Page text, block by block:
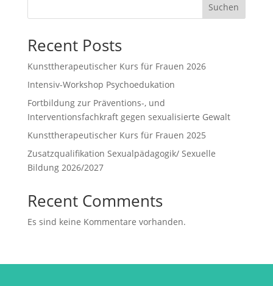
Suchen
Recent Posts
Kunsttherapeutischer Kurs für Frauen 2026
Intensiv-Workshop Psychoedukation
Fortbildung zur Präventions-, und
Interventionsfachkraft gegen sexualisierte Gewalt
Kunsttherapeutischer Kurs für Frauen 2025
Zusatzqualifikation Sexualpädagogik/ Sexuelle
Bildung 2026/2027
Recent Comments
Es sind keine Kommentare vorhanden.